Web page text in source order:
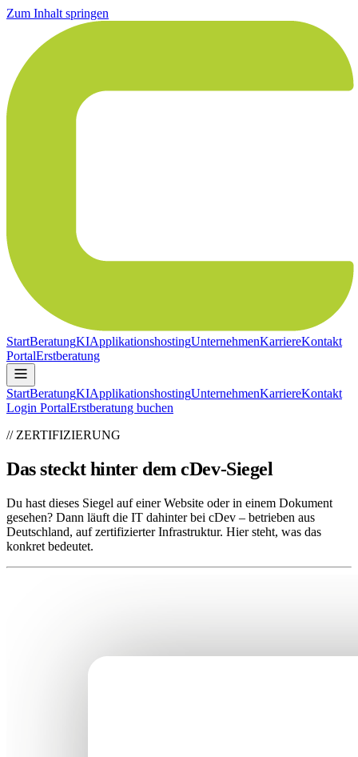
Zum Inhalt springen
StartBeratungKIApplikationshostingUnternehmenKarriereKontakt
PortalErstberatung
StartBeratungKIApplikationshostingUnternehmenKarriereKontakt
Login PortalErstberatung buchen
// ZERTIFIZIERUNG
Das steckt hinter dem cDev-Siegel
Du hast dieses Siegel auf einer Website oder in einem Dokument
gesehen? Dann läuft die IT dahinter bei cDev – betrieben aus
Deutschland, auf zertifizierter Infrastruktur. Hier steht, was das
konkret bedeutet.